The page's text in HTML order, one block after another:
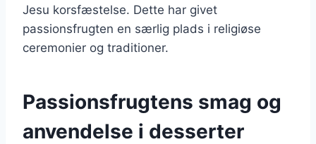
Jesu korsfæstelse. Dette har givet
passionsfrugten en særlig plads i religiøse
ceremonier og traditioner.
Passionsfrugtens smag og
anvendelse i desserter